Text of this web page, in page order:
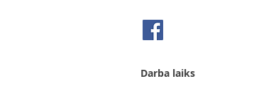
Darba laiks